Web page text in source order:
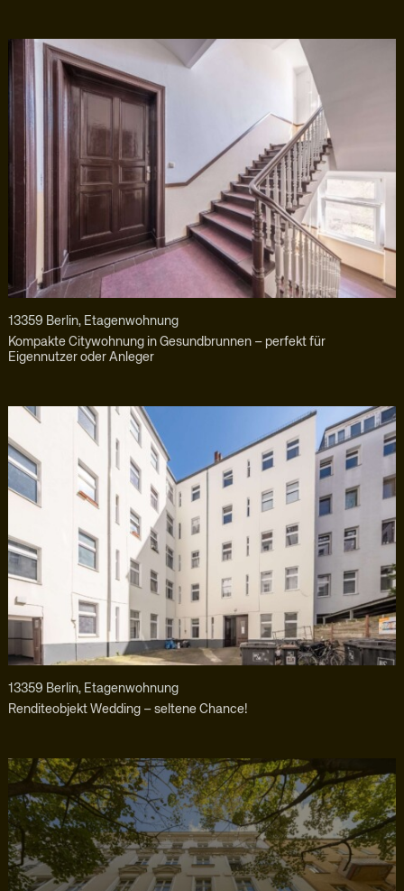
13359 Berlin, Etagenwohnung
Kompakte Citywohnung in Gesundbrunnen – perfekt für
Eigennutzer oder Anleger
13359 Berlin, Etagenwohnung
Renditeobjekt Wedding – seltene Chance!